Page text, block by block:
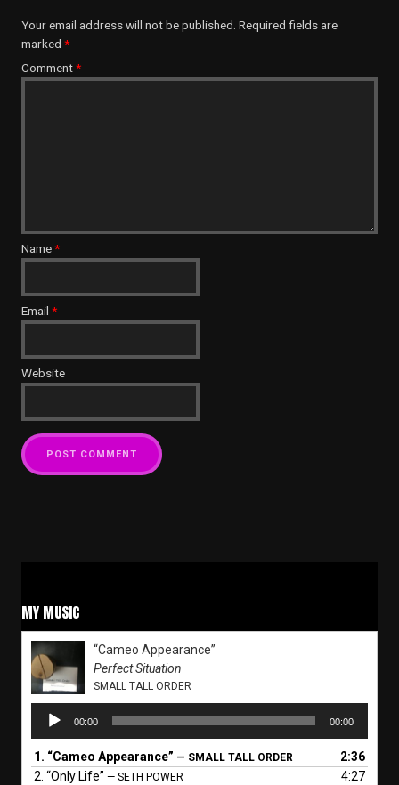
Your email address will not be published. Required fields are
marked *
Comment*
Name*
Email *
Website
MY MUSIC
“Cameo Appearance”
Perfect Situation
SMALL TALL ORDER
Audio
Player
00:00 00:00
1. “Cameo Appearance” — SMALL TALL ORDER
2:36
2. “Only Life” — SETH POWER 4:27